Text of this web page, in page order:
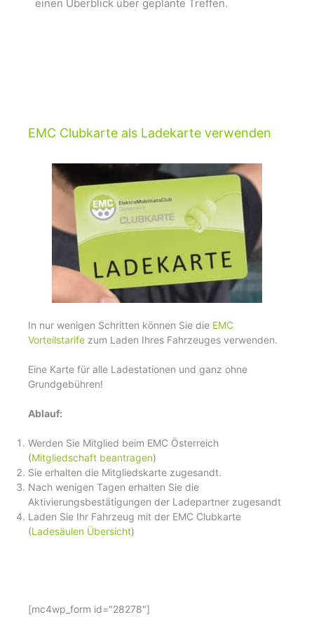
einen Überblick über geplante Treffen.
EMC Clubkarte als Ladekarte verwenden
In nur wenigen Schritten können Sie die EMC
Vorteilstarife zum Laden Ihres Fahrzeuges verwenden.
Eine Karte für alle Ladestationen und ganz ohne
Grundgebühren!
Ablauf:
Werden Sie Mitglied beim EMC Österreich
(Mitgliedschaft beantragen)
Sie erhalten die Mitgliedskarte zugesandt.
Nach wenigen Tagen erhalten Sie die
Aktivierungsbestätigungen der Ladepartner zugesandt
Laden Sie Ihr Fahrzeug mit der EMC Clubkarte
(Ladesäulen Übersicht)
[mc4wp_form id="28278"]